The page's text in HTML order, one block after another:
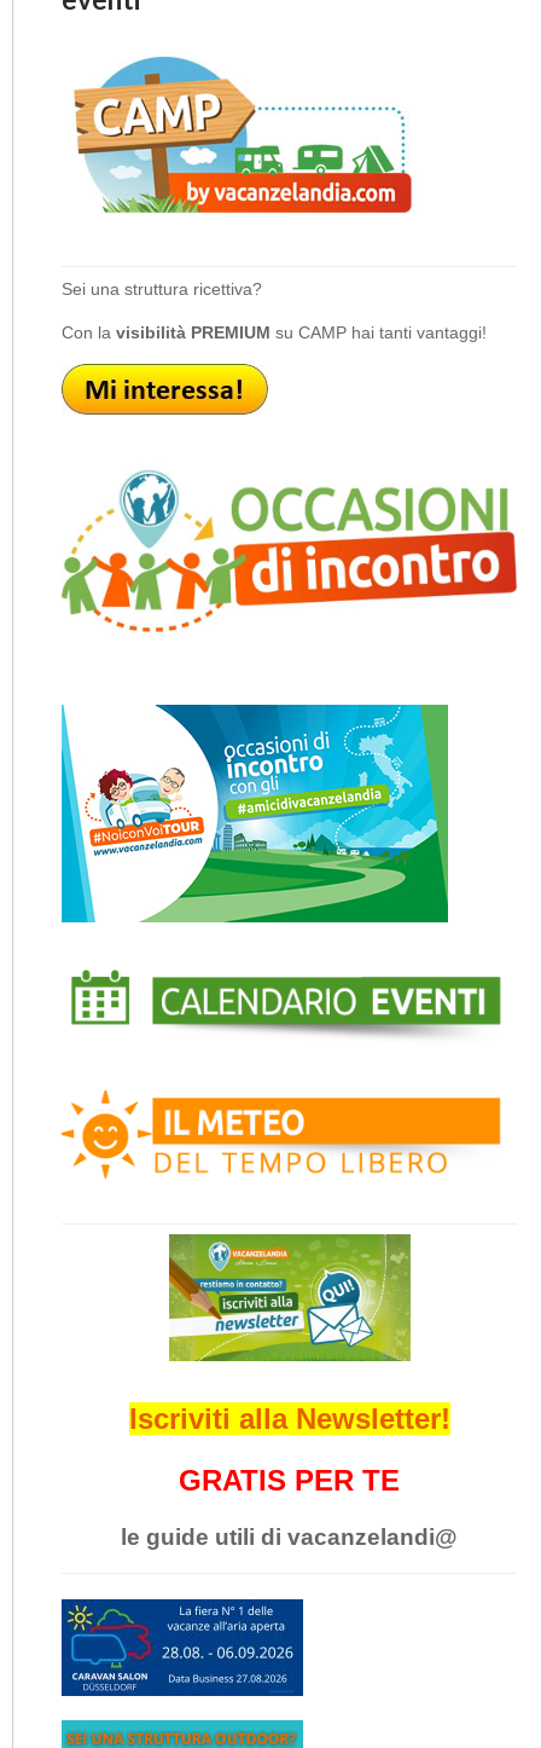
Sei una struttura ricettiva?
Con la visibilità PREMIUM su CAMP hai tanti vantaggi!
Iscriviti alla Newsletter!
GRATIS PER TE
le guide utili di vacanzelandi@